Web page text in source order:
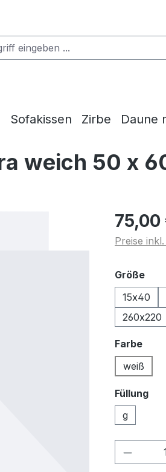
Sofakissen Zirbe Daune
weich 50 x
75,00
Preise
Größe
15x40
260x220
Farbe
weiß
Füllung
g